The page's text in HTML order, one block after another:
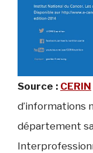
Source : CERIN
d’informations
département